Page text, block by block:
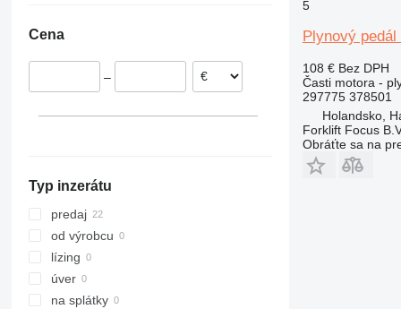
Cena
–
Typ inzerátu
predaj
od výrobcu
lízing
úver
na splátky
5
Plynový
108 € Bez DPH
Časti motora -
297775 378501
Holandsko,
Forklift Focus
Obráťte sa na